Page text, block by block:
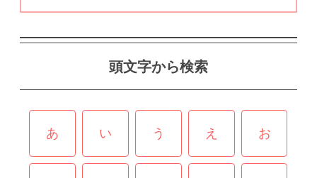
頭文字から検索
あ い う え お